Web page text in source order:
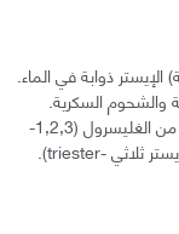
ذوابة في الماء.
والشحوم السكرية.
تتألف الدهون والزيوت من ثلاثي الغليسريد التي تتكون من الغليسرول (1,2,3-
trihydroxypropane) وثلاثة أحماض دهنية مُشكّلة (إيستر ثلاثي -triester).